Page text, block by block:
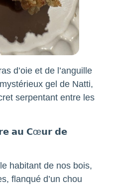
d’oie et de l’anguille
gel de Natti,
serpentant entre les
𝗮𝘂 𝗖œ𝘂𝗿 𝗱𝗲
habitant de nos bois,
flanqué d’un chou